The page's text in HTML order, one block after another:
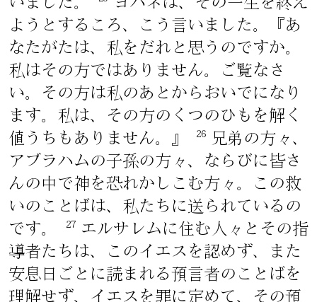
ようとするころ、こう言いました。『あ
なたがたは、私をだれと思うのですか。
私はその方ではありません。ご覧なさ
い。その方は私のあとからおいでになり
ます。私は、その方のくつのひもを解く
値うちもありません。』
26
兄弟の方々、
アブラハムの子孫の方々、ならびに皆さ
んの中で神を恐れかしこむ方々。この救
いのことばは、私たちに送られているの
です。
27
エルサレムに住む人々とその指
導者たちは、このイエスを認めず、また
安息日ごとに読まれる預言者のことばを
理解せず、イエスを罪に定めて、その預